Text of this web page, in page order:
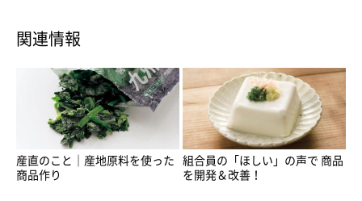
関連情報
産直のこと｜産地原料を使った
商品作り
組合員の「ほしい」の声で 商品
を開発＆改善！